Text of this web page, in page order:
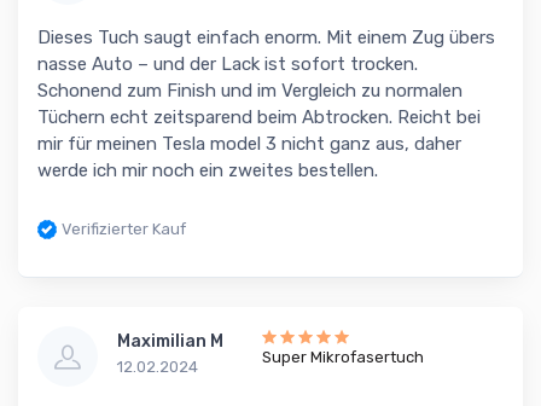
Dieses Tuch saugt einfach enorm. Mit einem Zug übers
nasse Auto – und der Lack ist sofort trocken.
Schonend zum Finish und im Vergleich zu normalen
Tüchern echt zeitsparend beim Abtrocken. Reicht bei
mir für meinen Tesla model 3 nicht ganz aus, daher
werde ich mir noch ein zweites bestellen.
Verifizierter Kauf
Maximilian M
12.02.2024
Super Mikrofasertuch